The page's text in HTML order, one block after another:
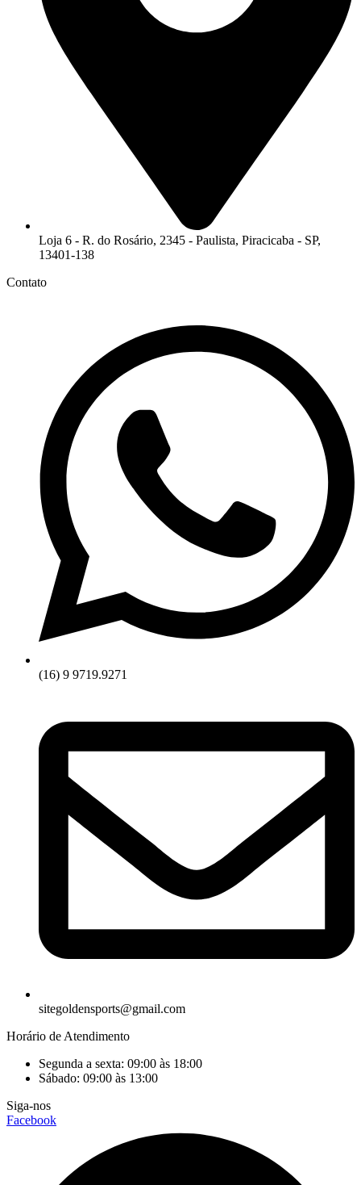
Loja 6 - R. do Rosário, 2345 - Paulista, Piracicaba - SP,
13401-138
Contato
(16) 9 9719.9271
sitegoldensports@gmail.com
Horário de Atendimento
Segunda a sexta: 09:00 às 18:00
Sábado: 09:00 às 13:00
Siga-nos
Facebook